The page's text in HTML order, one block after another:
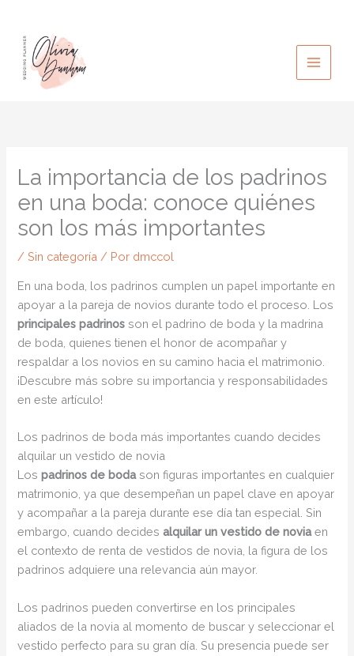
contenido
La importancia de los padrinos
en una boda: conoce quiénes
son los más importantes
/Sin categoría / Por dmccol
En una boda, los padrinos cumplen un papel importante en
apoyar a la pareja de novios durante todo el proceso. Los
principales padrinos son el padrino de boda y la madrina
de boda, quienes tienen el honor de acompañar y
respaldar a los novios en su camino hacia el matrimonio.
¡Descubre más sobre su importancia y responsabilidades
en este artículo!
Los padrinos de boda más importantes cuando decides
alquilar un vestido de novia
Lospadrinos de bodason figuras importantes en cualquier
matrimonio, ya que desempeñan un papel clave en apoyar
y acompañar a la pareja durante ese día tan especial. Sin
embargo, cuando decidesalquilar un vestido de noviaen
el contexto de renta de vestidos de novia, la figura de los
padrinos adquiere una relevancia aún mayor.
Los padrinos pueden convertirse en los principales
aliados de la novia al momento de buscar y seleccionar el
vestido perfecto para su gran día. Su presencia puede ser